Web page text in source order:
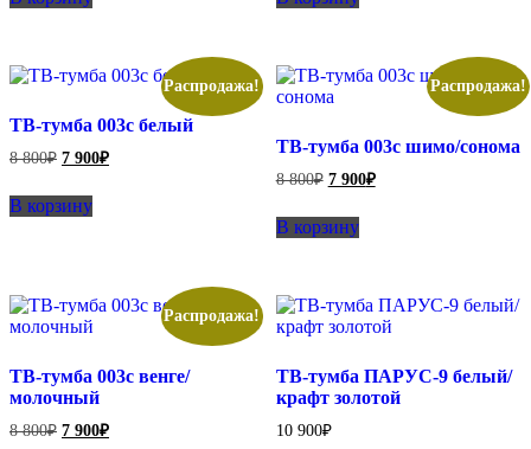
Распродажа!
ТВ-тумба 003с белый
8 800₽ Первоначальная
составляла
8
7 900₽Текущая
В корзину
Распродажа!
ТВ-тумба 003с шимо/сонома
8 800₽ Первоначальная
составляла
8
7 900₽Текущая
В корзину
Распродажа!
ТВ-тумба 003с венге/
молочный
8 800₽ Первоначальная
7 900₽Текущая
ТВ-тумба ПАРУС-9 белый/
крафт золотой
10 900₽